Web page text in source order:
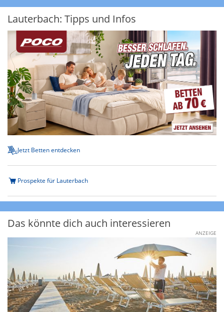
Lauterbach: Tipps und Infos
Jetzt Betten entdecken
Prospekte für Lauterbach
Das könnte dich auch interessieren
ANZEIGE